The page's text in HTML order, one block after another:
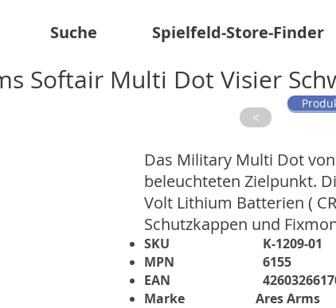
Suche Spielfeld-Store-Finder
Softair Multi Dot Visier
>
Das Military Multi Dot von
beleuchteten Zielpunkt.
Volt Lithium Batterien (
Schutzkappen und
SKU
K-1209-01
6155
MPN
EAN
Marke
Ares Arms